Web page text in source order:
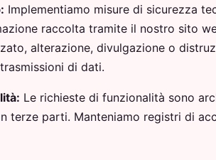
Implementiamo misure di sicurezza
raccolta tramite il nostro sito
alterazione, divulgazione o
di dati.
Le richieste di funzionalità sono
terze parti. Manteniamo registri di